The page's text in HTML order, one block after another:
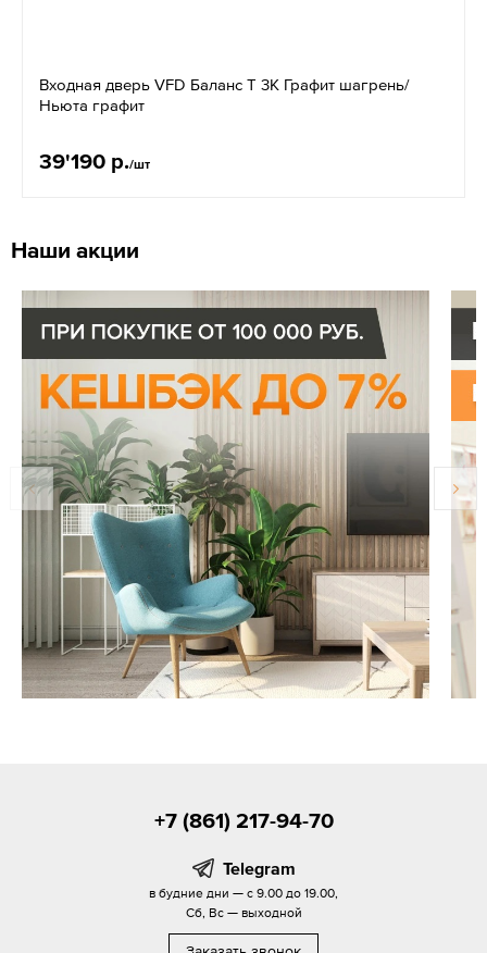
Входная дверь VFD Баланс T 3К Графит шагрень/
Ньюта графит
39'190 р./шт
Наши акции
+7 (861) 217-94-70
Telegram
в будние дни — с 9.00 до 19.00,
Сб, Вс — выходной